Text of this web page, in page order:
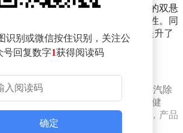
套装同样表现出色。它搭载了创新的双悬
筒的独立避震，确保了运行的平稳性。同
法和DD直驱电机的应用，进一步提升了
定性。
家洗烘套装Pro支持蓝氧护衣洗、蒸汽除
净比高达1.433，为用户提供了更加健
。当洗衣结束后30分钟内未取衣时，产品
气功能，保持筒内空气清新。
识别或微信按住识别，关注公
号回复数字1获得阅读码
确定